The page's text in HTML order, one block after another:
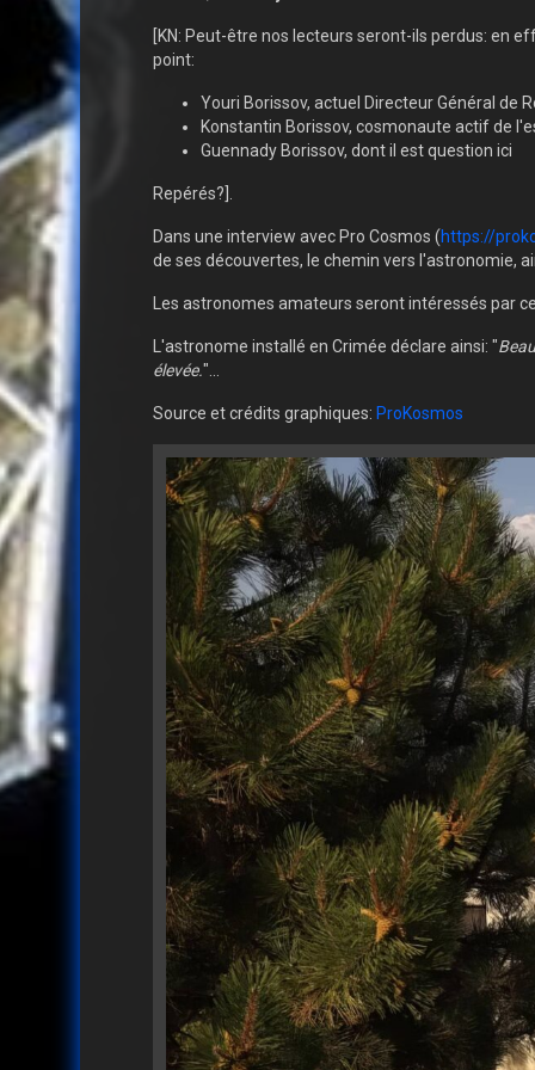
[KN: Peut-être nos lecteurs seront-ils perdus: en
point:
Youri Borissov, actuel Directeur Général de
Konstantin Borissov, cosmonaute actif de
Guennady Borissov, dont il est question ici
Repérés?].
Dans une interview avec Pro Cosmos (https://
de ses découvertes, le chemin vers l'astronomie,
Les astronomes amateurs seront intéressés par
L'astronome installé en Crimée déclare ainsi: "
élevée."...
Source et crédits graphiques: ProKosmos